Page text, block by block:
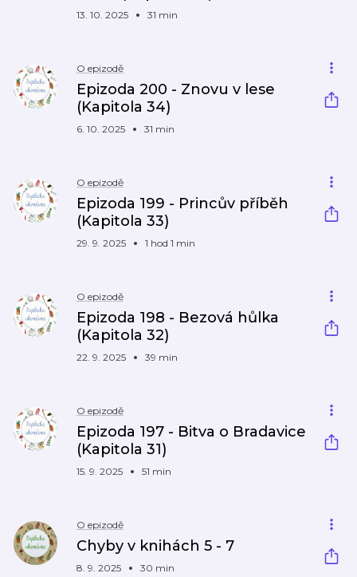
13. 10. 2025 31 min
O epizodě
Epizoda 200 - Znovu v lese
(Kapitola 34)
6. 10. 2025 31 min
O epizodě
Epizoda 199 - Princův příběh
(Kapitola 33)
29. 9. 2025 1 hod 1 min
O epizodě
Epizoda 198 - Bezová hůlka
(Kapitola 32)
22. 9. 2025 39 min
O epizodě
Epizoda 197 - Bitva o Bradavice
(Kapitola 31)
15. 9. 2025 51 min
O epizodě
Chyby v knihách 5 - 7
8. 9. 2025 30 min